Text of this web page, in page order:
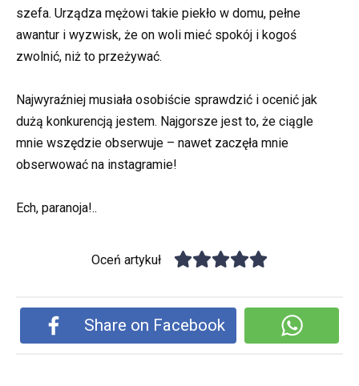
szefa. Urządza mężowi takie piekło w domu, pełne
awantur i wyzwisk, że on woli mieć spokój i kogoś
zwolnić, niż to przeżywać.
Najwyraźniej musiała osobiście sprawdzić i ocenić jak
dużą konkurencją jestem. Najgorsze jest to, że ciągle
mnie wszędzie obserwuje – nawet zaczęła mnie
obserwować na instagramie!
Ech, paranoja!..
Oceń artykuł
Share on Facebook